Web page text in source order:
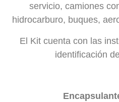
servicio, camiones
hidrocarburo, buques,
El Kit cuenta con las
identificación